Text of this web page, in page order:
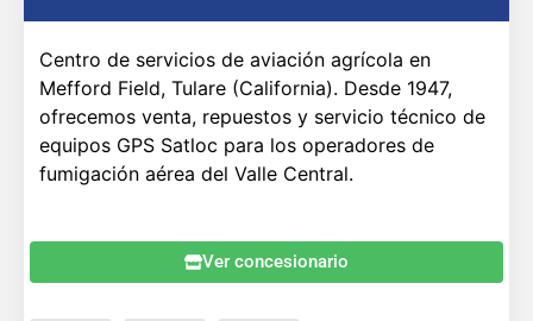
Centro de servicios de aviación agrícola en
Mefford Field, Tulare (California). Desde 1947,
ofrecemos venta, repuestos y servicio técnico de
equipos GPS Satloc para los operadores de
fumigación aérea del Valle Central.
Ver concesionario